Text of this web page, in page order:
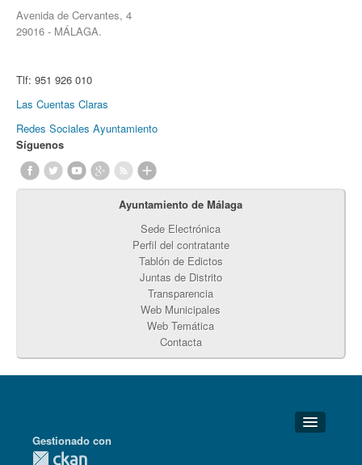
Avenida de Cervantes, 4
29016 - MÁLAGA.
Tlf: 951 926 010
Las Cuentas Claras
Redes Sociales Ayuntamiento
Síguenos
Ayuntamiento de Málaga
Sede Electrónica
Perfil del contratante
Tablón de Edictos
Juntas de Distrito
Transparencia
Web Municipales
Web Temática
Contacta
Detalles Técnicos
Gestionado con